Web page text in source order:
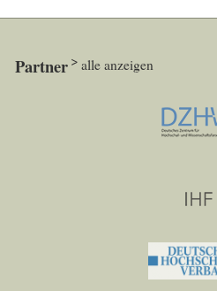
Partner alle anzeigen